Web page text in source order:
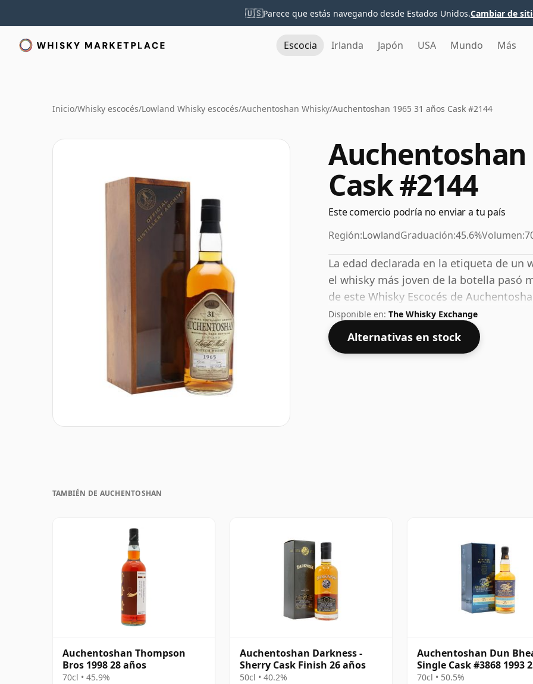
🇺🇸Parece que estás navegando desde Estados Unidos.Cambiar de
Escocia Irlanda Japón USA Mundo Más
Inicio/Whisky escocés/Lowland Whisky escocés/Auchentoshan Whisky/Auchentoshan 1965 31 años Cask #2144
Auchentoshan
Cask #2144
Este comercio podría no enviar a tu país
Región:LowlandGraduación:45.6%Volumen:
La edad declarada en la etiqueta de un
el whisky más joven de la botella pasó
de este Whisky Escocés de
el 45,6% es un buen ABV para
pleno del whisky.
Disponible en: The Whisky Exchange
Alternativas en stock
TAMBIÉN DE AUCHENTOSHAN
Auchentoshan Thompson
Bros 1998 28 años
70cl • 45.9%
Auchentoshan Darkness -
Sherry Cask Finish 26 años
50cl • 40.2%
Auchentoshan Dun
Single Cask #3868 1993
años
70cl • 50.5%